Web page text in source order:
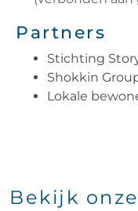
Partners
Stichting
Shokkin
Lokale
Bekijk